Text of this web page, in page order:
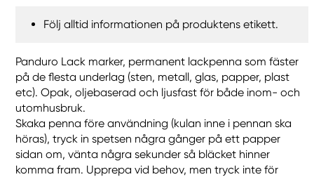
Följ alltid informationen på produktens etikett.
Panduro Lack marker, permanent lackpenna som fäster
på de flesta underlag (sten, metall, glas, papper, plast
etc). Opak, oljebaserad och ljusfast för både inom- och
utomhusbruk.
Skaka penna före användning (kulan inne i pennan ska
höras), tryck in spetsen några gånger på ett papper
sidan om, vänta några sekunder så bläcket hinner
komma fram. Upprepa vid behov, men tryck inte för